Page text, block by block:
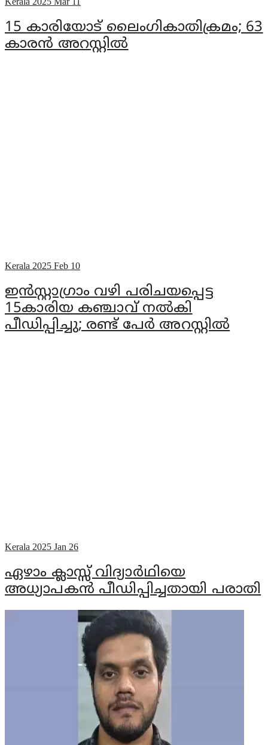
15 കാരിയോട് ലൈംഗികാതിക്രമം; 63
കാരന്‍ അറസ്റ്റില്‍
Kerala 2025 Feb 10
ഇന്‍സ്റ്റാഗ്രാം വഴി പരിചയപ്പെട്ട
15കാരിയ കഞ്ചാവ് നല്‍കി
പീഡിപ്പിച്ചു; രണ്ട് പേര്‍ അറസ്റ്റില്‍
Kerala 2025 Jan 26
ഏഴാം ക്ലാസ്സ് വിദ്യാർഥിയെ
അധ്യാപകൻ പീഡിപ്പിച്ചതായി പരാതി